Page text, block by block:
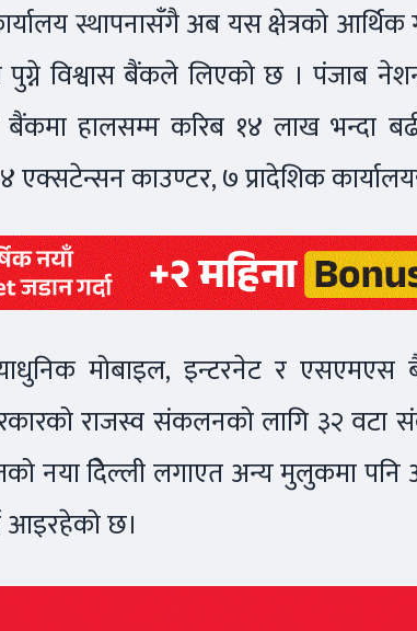
स्थापनासँगै अब यस क्षेत्रको
पुग्ने विश्वास बैंकले लिएको छ । पंजाब
बैंकमा हालसम्म करिब १४ लाख भन्दा
काउण्टर, ७ प्रादेशिक
मोबाइल, इन्टरनेट र एसएमएस
राजस्व संकलनको लागि ३२ वटा
नया दिेल्ली लगाएत अन्य मुलुकमा पनि
आइरहेको छ।